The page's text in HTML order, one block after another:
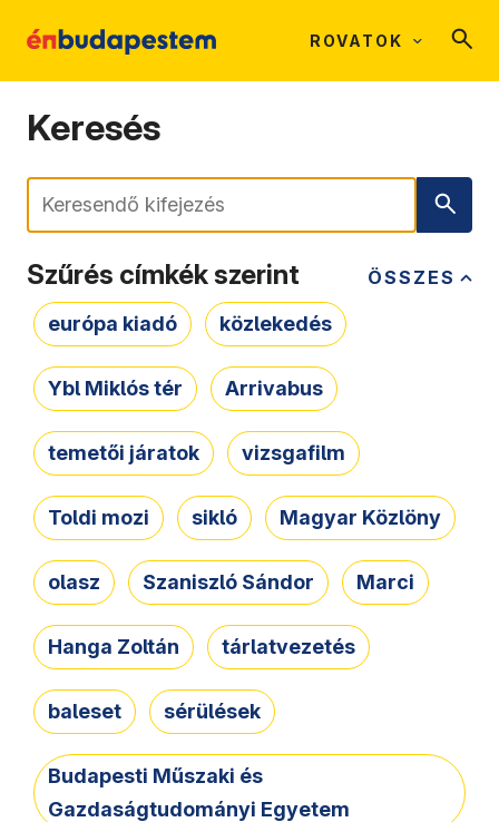
ROVATOK
Keresés
Keresés
ÖSSZES
Szűrés címkék szerint
európa kiadó közlekedés
Ybl Miklós tér Arrivabus
temetői járatok vizsgafilm
Toldi mozi sikló Magyar Közlöny
olasz Szaniszló Sándor Marci
Hanga Zoltán tárlatvezetés
baleset sérülések
Budapesti Műszaki és
Gazdaságtudományi Egyetem